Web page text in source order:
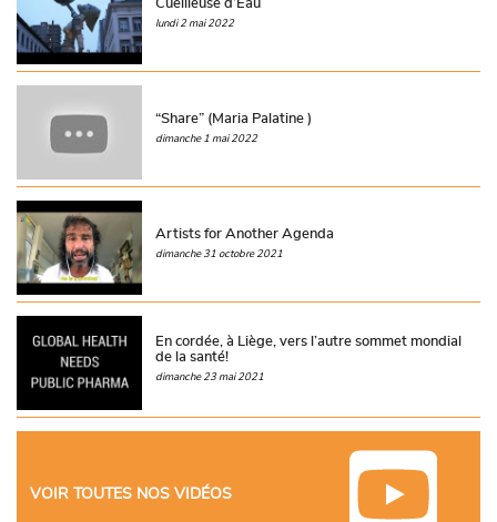
lundi 2 mai 2022
“Share” (Maria Palatine )
dimanche 1 mai 2022
Artists for Another Agenda
dimanche 31 octobre 2021
En cordée, à Liège, vers l’autre sommet mondial
de la santé!
dimanche 23 mai 2021
VOIR TOUTES NOS VIDÉOS